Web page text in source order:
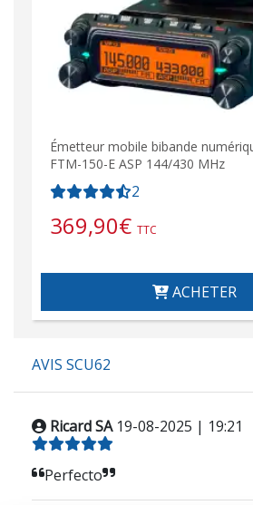
Émetteur mobile bibande
FTM-150-E ASP 144/430 MHz
2
369,90€ TTC
ACHETER
AVIS SCU62
Ricard SA 19-08-2025 | 19:21
Perfecto